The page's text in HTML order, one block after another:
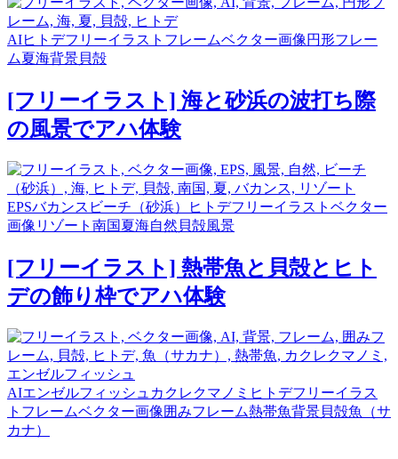
AIヒトデフリーイラスト フレームベクター画像円形フレー
ム夏海背景貝殻
[フリーイラスト] 海と砂浜の波打ち際
の風景でアハ体験
EPSバカンス ビーチ（砂浜） ヒトデフリーイラスト ベクター
画像 リゾート 南国夏海自然 貝殻風景
[フリーイラスト] 熱帯魚と貝殻とヒト
デの飾り枠でアハ体験
AIエンゼルフィッシュ カクレクマノミ ヒトデフリーイラス
ト フレームベクター画像囲みフレーム熱帯魚背景貝殻魚（サ
カナ）